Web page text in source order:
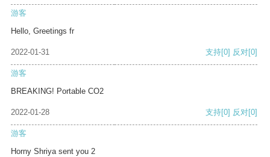
游客
Hello, Greetings fr
2022-01-31 支持[0] 反对[0]
游客
BREAKING! Portable CO2
2022-01-28 支持[0] 反对[0]
游客
Horny Shriya sent you 2